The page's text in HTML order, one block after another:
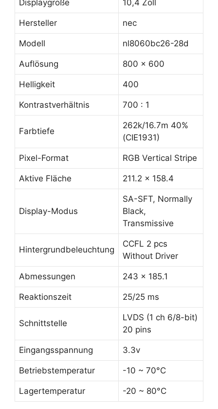
Displaygröße 10,4 Zoll
Hersteller nec
Modell nl8060bc26-28d
Auflösung 800 x 600
Helligkeit 400
Kontrastverhältnis 700 : 1
Farbtiefe
262k/16.7m 40%
(CIE1931)
Pixel-Format RGB Vertical Stripe
Aktive Fläche 211.2 x 158.4
Display-Modus
SA-SFT, Normally
Black,
Transmissive
Hintergrundbeleuchtung
CCFL 2 pcs
Without Driver
Abmessungen 243 x 185.1
Reaktionszeit 25/25 ms
Schnittstelle
LVDS (1 ch 6/8-bit)
20 pins
Eingangsspannung 3.3v
Betriebstemperatur -10 ~ 70°C
Lagertemperatur -20 ~ 80°C